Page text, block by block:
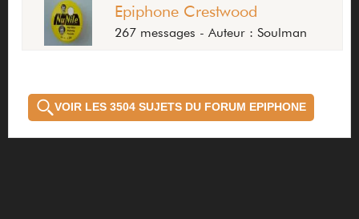
Epiphone Crestwood
267 messages - Auteur : Soulman
VOIR LES 3504 SUJETS DU FORUM EPIPHONE